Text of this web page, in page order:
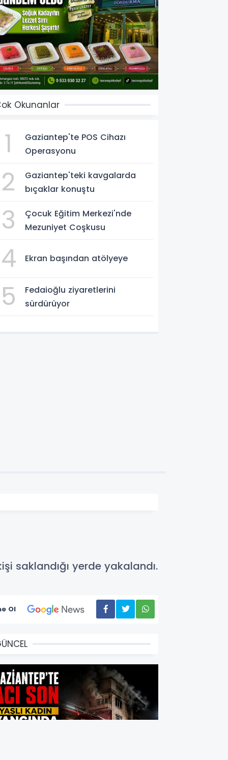
Okunanlar
1
Gaziantep'te POS Cihazı
Operasyonu
2
Gaziantep'teki kavgalarda
bıçaklar konuştu
3
Çocuk Eğitim Merkezi'nde
Mezuniyet Coşkusu
4 Ekran başından atölyeye
5
Fedaioğlu ziyaretlerini
sürdürüyor
saklandığı yerde yakalandı.
Ol